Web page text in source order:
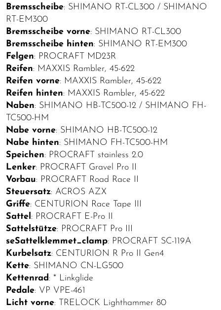
Bremsscheibe: SHIMANO RT-CL300 / SHIMANO
RT-EM300
Bremsscheibe vorne: SHIMANO RT-CL300
Bremsscheibe hinten: SHIMANO RT-EM300
Felgen: PROCRAFT MD23R
Reifen: MAXXIS Rambler, 45-622
Reifen vorne: MAXXIS Rambler, 45-622
Reifen hinten: MAXXIS Rambler, 45-622
Naben: SHIMANO HB-TC500-12 / SHIMANO FH-
TC500-HM
Nabe vorne: SHIMANO HB-TC500-12
Nabe hinten: SHIMANO FH-TC500-HM
Speichen: PROCRAFT stainless 2.0
Lenker: PROCRAFT Gravel Pro II
Vorbau: PROCRAFT Road Race II
Steuersatz: ACROS AZX
Griffe: CENTURION Race Tape III
Sattel: PROCRAFT E-Pro II
Sattelstütze: PROCRAFT Pro III
seSattelklemmet_clamp: PROCRAFT SC-119A
Kurbelsatz: CENTURION R Pro II Gen4
Kette: SHIMANO CN-LG500
Kettenrad: * Linkglide
Pedale: VP VPE-461
Licht vorne: TRELOCK Lighthammer 80